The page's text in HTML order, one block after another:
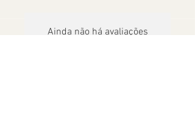
Ainda não há avaliações